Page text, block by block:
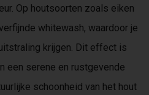
Op houtsoorten zoals eiken
whitewash, waardoor je
krijgen. Dit effect is
een serene en rustgevende
schoonheid van het hout